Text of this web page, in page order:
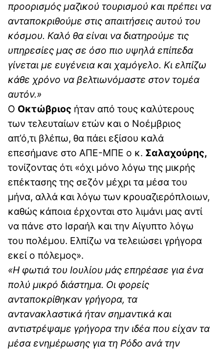
προορισμός μαζικού τουρισμού και πρέπει να
ανταποκριθούμε στις απαιτήσεις αυτού του
κόσμου. Καλό θα είναι να διατηρούμε τις
υπηρεσίες μας σε όσο πιο υψηλά επίπεδα
γίνεται με ευγένεια και χαμόγελο. Κι ελπίζω
κάθε χρόνο να βελτιωνόμαστε στον τομέα
αυτόν.»
Ο Οκτώβριος ήταν από τους καλύτερους
των τελευταίων ετών και ο Νοέμβριος
απ’ό,τι βλέπω, θα πάει εξίσου καλά
επεσήμανε στο ΑΠΕ-ΜΠΕ ο κ. Σαλαχούρης,
τονίζοντας ότι «όχι μόνο λόγω της μικρής
επέκτασης της σεζόν μέχρι τα μέσα του
μήνα, αλλά και λόγω των κρουαζιερόπλοιων,
καθώς κάποια έρχονται στο λιμάνι μας αντί
να πάνε στο Ισραήλ και την Αίγυπτο λόγω
του πολέμου. Ελπίζω να τελειώσει γρήγορα
εκεί ο πόλεμος».
«Η φωτιά του Ιουλίου μάς επηρέασε για ένα
πολύ μικρό διάστημα. Οι φορείς
ανταποκρίθηκαν γρήγορα, τα
αντανακλαστικά ήταν σημαντικά και
αντιστρέψαμε γρήγορα την ιδέα που είχαν τα
μέσα ενημέρωσης για τη Ρόδο ανά την